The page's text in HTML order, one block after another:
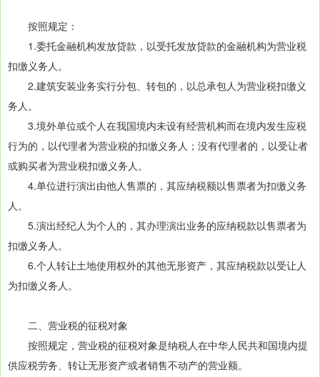
按照规定：
1.委托金融机构发放贷款，以受托发放贷款的金融机构为营业税
扣缴义务人。
2.建筑安装业务实行分包、转包的，以总承包人为营业税扣缴义
务人。
3.境外单位或个人在我国境内未设有经营机构而在境内发生应税
行为的，以代理者为营业税的扣缴义务人；没有代理者的，以受让者
或购买者为营业税扣缴义务人。
4.单位进行演出由他人售票的，其应纳税额以售票者为扣缴义务
人。
5.演出经纪人为个人的，其办理演出业务的应纳税款以售票者为
扣缴义务人。
6.个人转让土地使用权外的其他无形资产，其应纳税款以受让人
为扣缴义务人。
二、营业税的征税对象
按照规定，营业税的征税对象是纳税人在中华人民共和国境内提
供应税劳务、转让无形资产或者销售不动产的营业额。